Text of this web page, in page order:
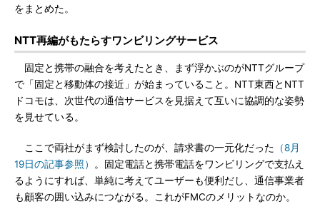
をまとめた。
NTT再編がもたらすワンビリングサービス
固定と携帯の融合を考えたとき、まず浮かぶのがNTTグループ
で「固定と移動体の接近」が始まっていること。NTT東西とNTT
ドコモは、次世代の通信サービスを見据えて互いに協調的な姿勢
を見せている。
ここで両社がまず検討したのが、請求書の一元化だった （8月
19日の記事参照）
。固定電話と携帯電話をワンビリングで支払え
るようにすれば、単純に考えてユーザーも便利だし、通信事業者
も顧客の囲い込みにつながる。これがFMCのメリットなのか。